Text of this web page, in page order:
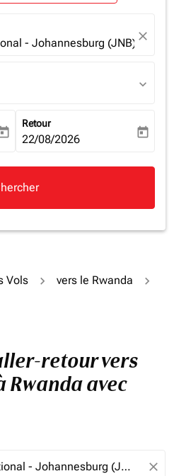
- Johannesburg (JNB),close
expand_more
aria-label
Retour
fc-booking-return-date-aria-
22/08/2026 today
Vols
vers le Rwanda
retour vers
Rwanda avec
close